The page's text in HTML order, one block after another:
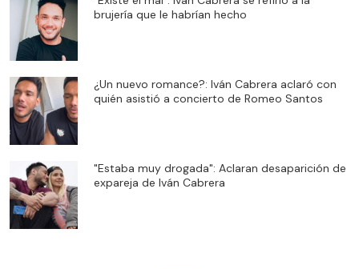
brujería que le habrían hecho
¿Un nuevo romance?: Iván Cabrera aclaró con
quién asistió a concierto de Romeo Santos
"Estaba muy drogada": Aclaran desaparición de
expareja de Iván Cabrera